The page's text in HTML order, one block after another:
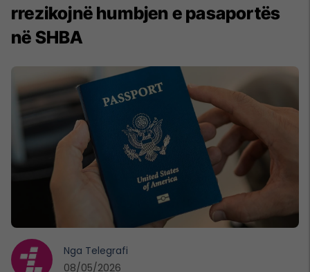
rrezikojnë humbjen e pasaportës
në SHBA
Nga Telegrafi
08/05/2026